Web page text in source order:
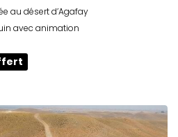
au désert d’Agafay
avec animation